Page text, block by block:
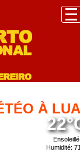
À
Ensoleillé
Humidité: